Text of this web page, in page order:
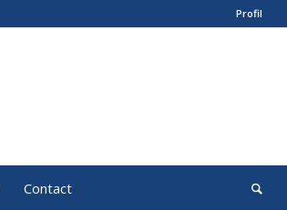
Profil
Contact